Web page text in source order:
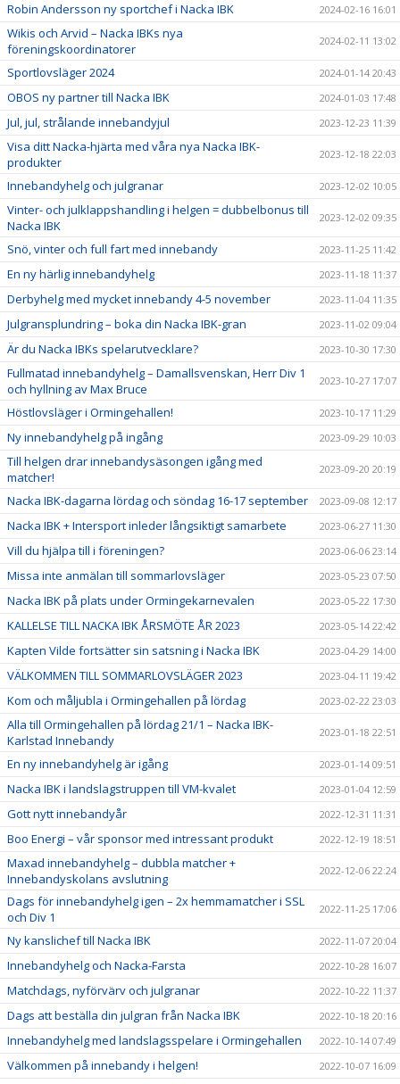
Robin Andersson ny sportchef i Nacka IBK 2024-02-16 16:01
Wikis och Arvid – Nacka IBKs nya
föreningskoordinatorer
2024-02-11 13:02
Sportlovsläger 2024 2024-01-14 20:43
OBOS ny partner till Nacka IBK 2024-01-03 17:48
Jul, jul, strålande innebandyjul 2023-12-23 11:39
Visa ditt Nacka-hjärta med våra nya Nacka IBK-
produkter
2023-12-18 22:03
Innebandyhelg och julgranar 2023-12-02 10:05
Vinter- och julklappshandling i helgen = dubbelbonus till
Nacka IBK
2023-12-02 09:35
Snö, vinter och full fart med innebandy 2023-11-25 11:42
En ny härlig innebandyhelg 2023-11-18 11:37
Derbyhelg med mycket innebandy 4-5 november 2023-11-04 11:35
Julgransplundring – boka din Nacka IBK-gran 2023-11-02 09:04
Är du Nacka IBKs spelarutvecklare? 2023-10-30 17:30
Fullmatad innebandyhelg – Damallsvenskan, Herr Div 1
och hyllning av Max Bruce
2023-10-27 17:07
Höstlovsläger i Ormingehallen! 2023-10-17 11:29
Ny innebandyhelg på ingång 2023-09-29 10:03
Till helgen drar innebandysäsongen igång med
matcher!
2023-09-20 20:19
Nacka IBK-dagarna lördag och söndag 16-17 september 2023-09-08 12:17
Nacka IBK + Intersport inleder långsiktigt samarbete 2023-06-27 11:30
Vill du hjälpa till i föreningen? 2023-06-06 23:14
Missa inte anmälan till sommarlovsläger 2023-05-23 07:50
Nacka IBK på plats under Ormingekarnevalen 2023-05-22 17:30
KALLELSE TILL NACKA IBK ÅRSMÖTE ÅR 2023 2023-05-14 22:42
Kapten Vilde fortsätter sin satsning i Nacka IBK 2023-04-29 14:00
VÄLKOMMEN TILL SOMMARLOVSLÄGER 2023 2023-04-11 19:42
Kom och måljubla i Ormingehallen på lördag 2023-02-22 23:03
Alla till Ormingehallen på lördag 21/1 – Nacka IBK-
Karlstad Innebandy
2023-01-18 22:51
En ny innebandyhelg är igång 2023-01-14 09:51
Nacka IBK i landslagstruppen till VM-kvalet 2023-01-04 12:59
Gott nytt innebandyår 2022-12-31 11:31
Boo Energi – vår sponsor med intressant produkt 2022-12-19 18:51
Maxad innebandyhelg – dubbla matcher +
Innebandyskolans avslutning
2022-12-06 22:24
Dags för innebandyhelg igen – 2x hemmamatcher i SSL
och Div 1
2022-11-25 17:06
Ny kanslichef till Nacka IBK 2022-11-07 20:04
Innebandyhelg och Nacka-Farsta 2022-10-28 16:07
Matchdags, nyförvärv och julgranar 2022-10-22 11:37
Dags att beställa din julgran från Nacka IBK 2022-10-18 20:16
Innebandyhelg med landslagsspelare i Ormingehallen 2022-10-14 07:49
Välkommen på innebandy i helgen! 2022-10-07 16:09